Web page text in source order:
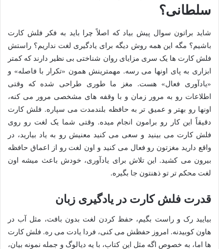
سلطانی؟
شاید براتون سوال پیش بیاد که اصلاً چرا باید به فکر فلش کارت
باشیم؟ مگه این همه روش دیگه برای یادگیری لغت نداریم؟ راستش
فلش کارت ها یک سری مزایای روان شناختی بی نظیر دارند که کمتر
ابزاری به پای اونها می رسه. مهمترینش همون «تکرار با فاصله» و
«یادآوری فعال» هست. مغز ما طوری طراحی شده که وقتی
اطلاعات رو به مرور زمان و با وقفه های مشخصی مرور می کنه،
اونها رو بهتر و عمیق تر به حافظه بلندمدت می سپاره. فلش کارت
دقیقاً این کار رو برامون انجام میده. وقتی شما یک لغت رو روی
فلش کارت می بینید و سعی می کنید معنیش رو به یاد بیارید، در
واقع دارید مغزتون رو فعال می کنید و اون لغت رو از اعماق حافظه
بیرون می کشید. این تلاش برای یادآوری، خودش باعث میشه اون
لغت محکم تر تو ذهنتون جا بگیره.
قدرت فلش کارت در یادگیری زبان
بیایید رک و راست بگیم، حفظ کردن لغت بدون بافت، مثل آب در
هاون کوبیدنه. امروز حفظش می کنی، فردا یادت می ره. فلش کارت
ها اما، به خصوص اگه مثل این کتاب، با یه دیالوگ و جمله نمونه بیان،